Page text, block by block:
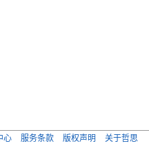
心 服务条款 版权声明
关于哲思